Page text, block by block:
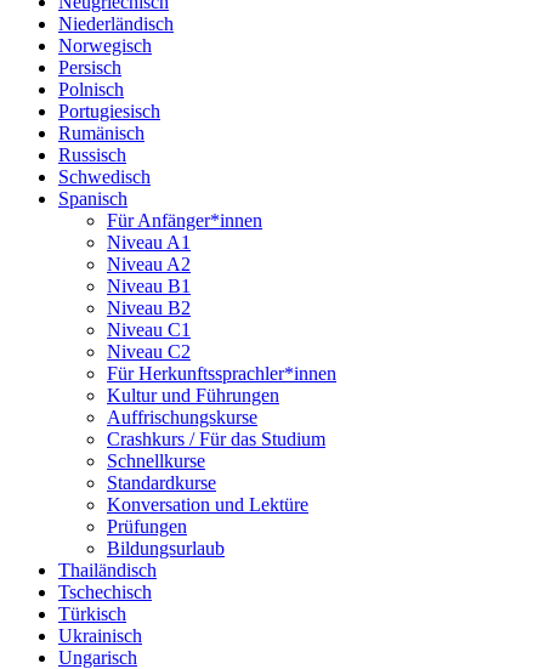
Niederländisch
Norwegisch
Persisch
Polnisch
Portugiesisch
Rumänisch
Russisch
Schwedisch
Spanisch
Für Anfänger*innen
Niveau A1
Niveau A2
Niveau B1
Niveau B2
Niveau C1
Niveau C2
Für Herkunftssprachler*innen
Kultur und Führungen
Auffrischungskurse
Crashkurs / Für das Studium
Schnellkurse
Standardkurse
Konversation und Lektüre
Prüfungen
Bildungsurlaub
Thailändisch
Tschechisch
Türkisch
Ukrainisch
Ungarisch